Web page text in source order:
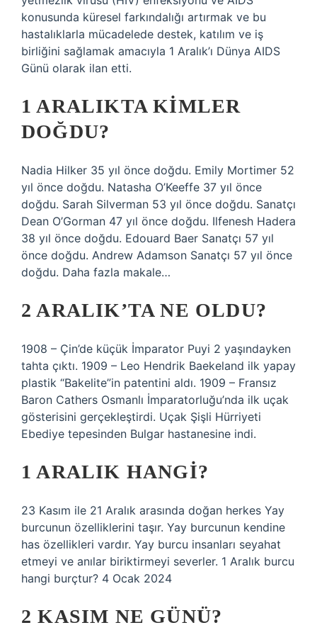
konusunda küresel farkındalığı artırmak ve bu
hastalıklarla mücadelede destek, katılım ve iş
birliğini sağlamak amacıyla 1 Aralık’ı Dünya AIDS
Günü olarak ilan etti.
1 ARALIKTA KIMLER
DOĞDU?
Nadia Hilker 35 yıl önce doğdu. Emily Mortimer 52
yıl önce doğdu. Natasha O’Keeffe 37 yıl önce
doğdu. Sarah Silverman 53 yıl önce doğdu. Sanatçı
Dean O’Gorman 47 yıl önce doğdu. Ilfenesh Hadera
38 yıl önce doğdu. Edouard Baer Sanatçı 57 yıl
önce doğdu. Andrew Adamson Sanatçı 57 yıl önce
doğdu. Daha fazla makale…
2 ARALIK’TA NE OLDU?
1908 – Çin’de küçük İmparator Puyi 2 yaşındayken
tahta çıktı. 1909 – Leo Hendrik Baekeland ilk yapay
plastik “Bakelite”in patentini aldı. 1909 – Fransız
Baron Cathers Osmanlı İmparatorluğu’nda ilk uçak
gösterisini gerçekleştirdi. Uçak Şişli Hürriyeti
Ebediye tepesinden Bulgar hastanesine indi.
1 ARALIK HANGI?
23 Kasım ile 21 Aralık arasında doğan herkes Yay
burcunun özelliklerini taşır. Yay burcunun kendine
has özellikleri vardır. Yay burcu insanları seyahat
etmeyi ve anılar biriktirmeyi severler. 1 Aralık burcu
hangi burçtur? 4 Ocak 2024
2 KASIM NE GÜNÜ?